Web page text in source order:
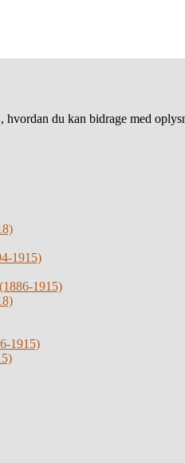
du kan bidrage med
1915)
1915)
1915)